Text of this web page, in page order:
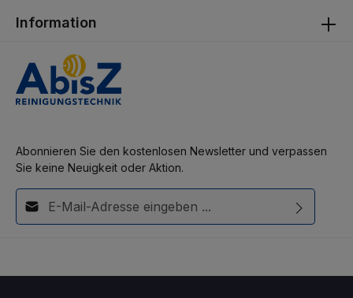
Abonnieren Sie den kostenlosen Newsletter und verpassen
Sie keine Neuigkeit oder Aktion.
E-Mail-Adresse*
Information